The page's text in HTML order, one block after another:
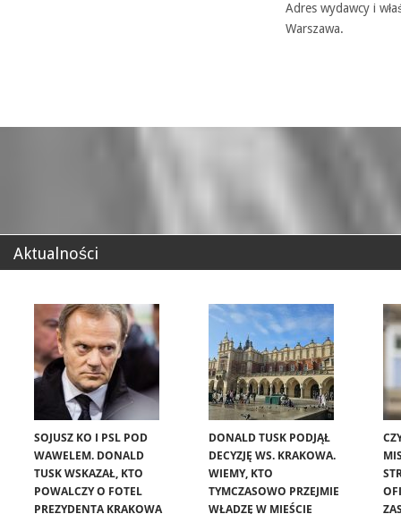
Adres wydawcy i
Warszawa.
Aktualności
SOJUSZ KO I PSL POD
WAWELEM. DONALD
TUSK WSKAZAŁ, KTO
POWALCZY O FOTEL
PREZYDENTA KRAKOWA
DONALD TUSK PODJĄŁ
DECYZJĘ WS. KRAKOWA.
WIEMY, KTO
TYMCZASOWO PRZEJMIE
WŁADZĘ W MIEŚCIE